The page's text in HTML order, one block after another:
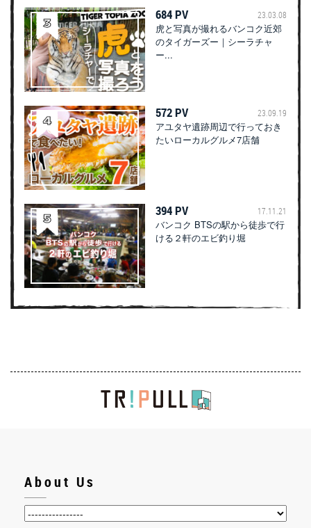
684 PV 23.03.08
虎と写真が撮れるバンコク近郊
のタイガーズー｜シーラチャ
ー...
572 PV 23.09.19
アユタヤ遺跡周辺で行っておき
たいローカルグルメ7店舗
394 PV 17.11.21
バンコク BTSの駅から徒歩で行
ける２軒のエビ釣り堀
About Us